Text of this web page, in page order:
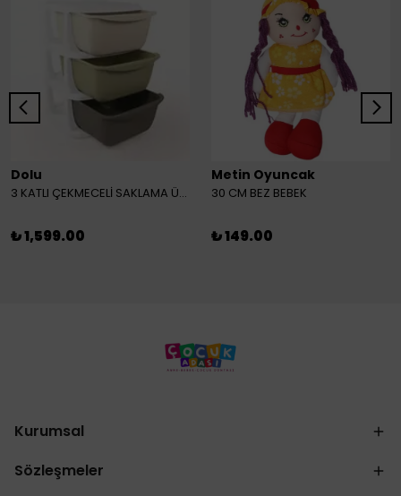
Dolu
3 KATLI ÇEKMECELİ SAKLAMA ÜNİTESİ
₺ 1,599.00
Metin Oyuncak
30 CM BEZ BEBEK
₺ 149.00
Kurumsal
Sözleşmeler